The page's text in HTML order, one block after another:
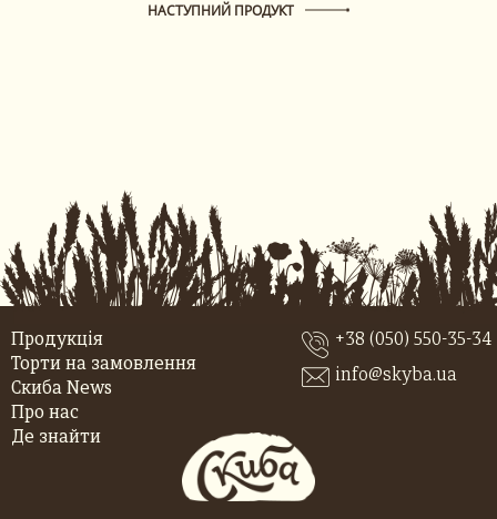
НАСТУПНИЙ ПРОДУКТ
Продукція
Торти на замовлення
Скиба News
Про нас
Де знайти
+38 (050) 550-35-34
info@skyba.ua